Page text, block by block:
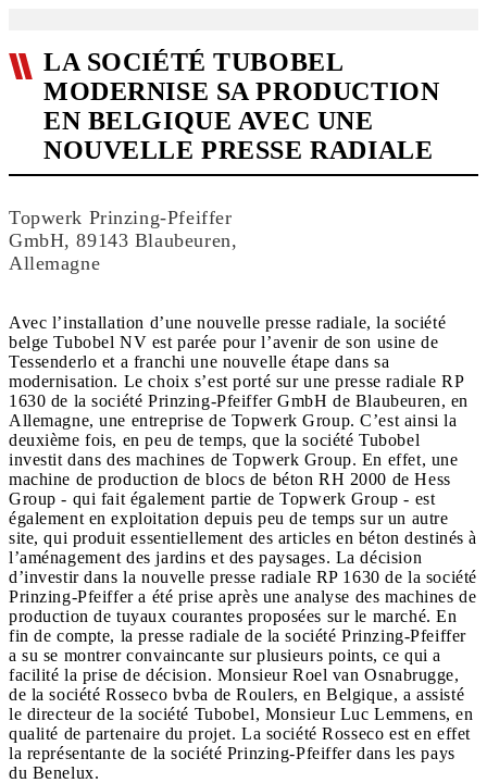
LA SOCIÉTÉ TUBOBEL
MODERNISE SA PRODUCTION
EN BELGIQUE AVEC UNE
NOUVELLE PRESSE RADIALE
Topwerk Prinzing-Pfeiffer
GmbH, 89143 Blaubeuren,
Allemagne
Avec l’installation d’une nouvelle presse radiale, la société
belge Tubobel NV est parée pour l’avenir de son usine de
Tessenderlo et a franchi une nouvelle étape dans sa
modernisation. Le choix s’est porté sur une presse radiale RP
1630 de la société Prinzing-Pfeiffer GmbH de Blaubeuren, en
Allemagne, une entreprise de Topwerk Group. C’est ainsi la
deuxième fois, en peu de temps, que la société Tubobel
investit dans des machines de Topwerk Group. En effet, une
machine de production de blocs de béton RH 2000 de Hess
Group - qui fait également partie de Topwerk Group - est
également en exploitation depuis peu de temps sur un autre
site, qui produit essentiellement des articles en béton destinés à
l’aménagement des jardins et des paysages. La décision
d’investir dans la nouvelle presse radiale RP 1630 de la société
Prinzing-Pfeiffer a été prise après une analyse des machines de
production de tuyaux courantes proposées sur le marché. En
fin de compte, la presse radiale de la société Prinzing-Pfeiffer
a su se montrer convaincante sur plusieurs points, ce qui a
facilité la prise de décision. Monsieur Roel van Osnabrugge,
de la société Rosseco bvba de Roulers, en Belgique, a assisté
le directeur de la société Tubobel, Monsieur Luc Lemmens, en
qualité de partenaire du projet. La société Rosseco est en effet
la représentante de la société Prinzing-Pfeiffer dans les pays
du Benelux.